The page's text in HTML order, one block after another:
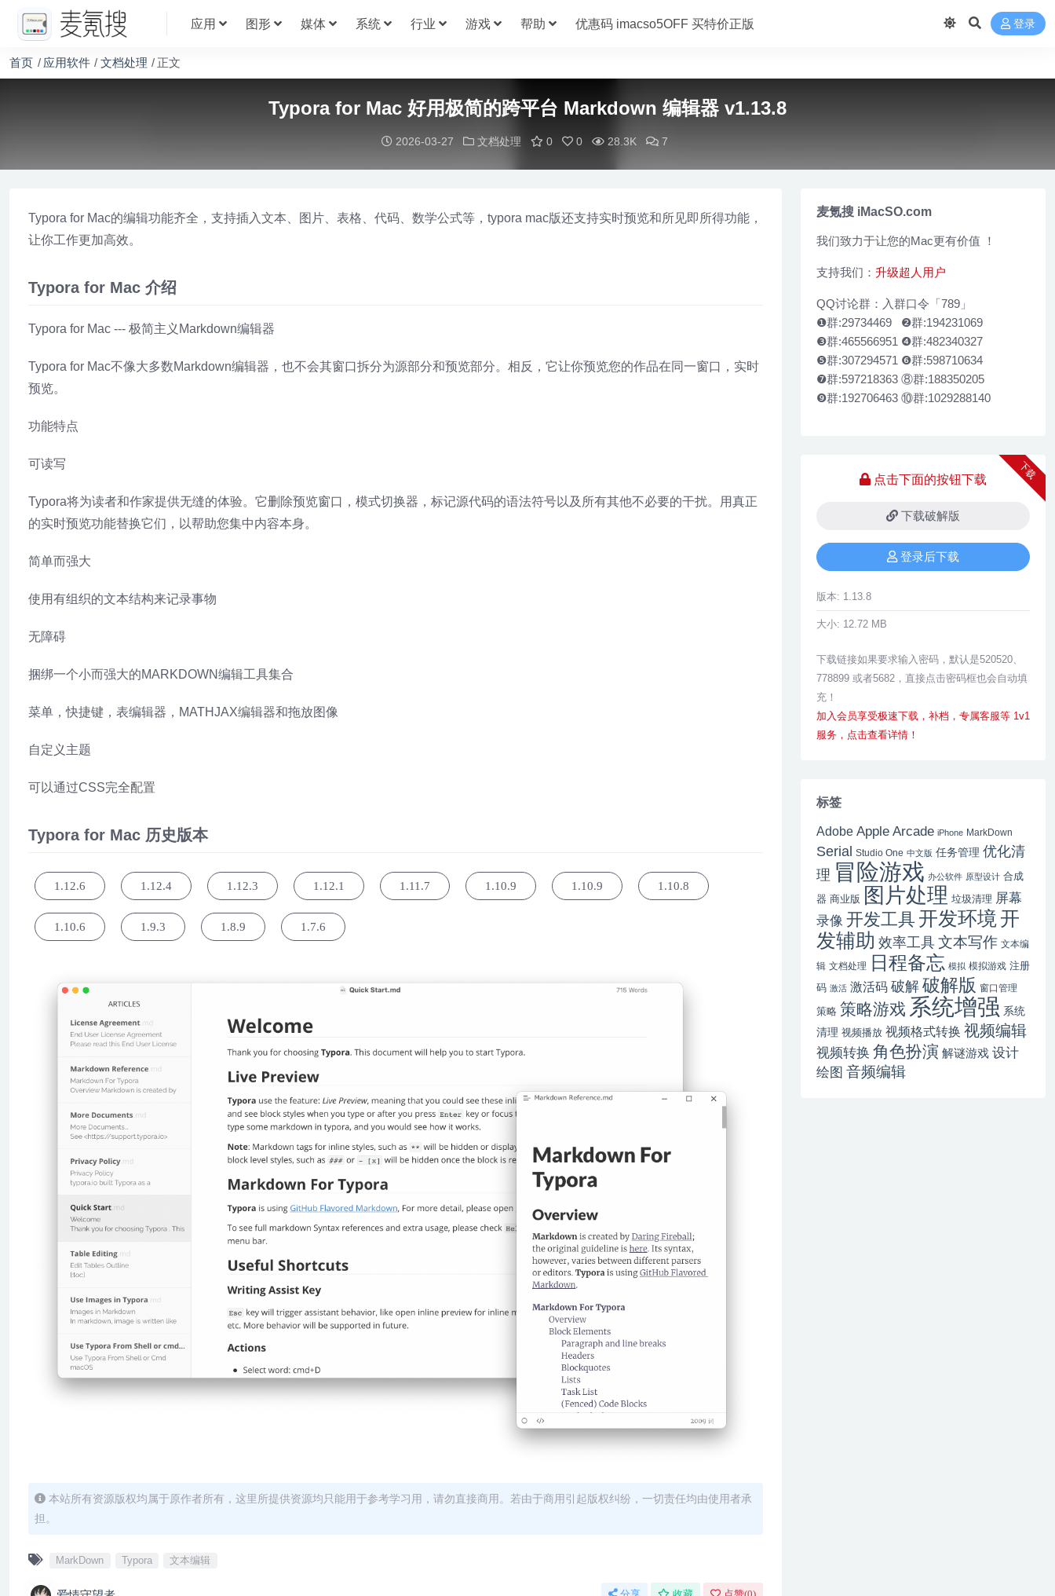
应用 图形 媒体 系统 行业 游戏 帮助 优惠码 imacso5OFF 买特价正版 登录
首页 应用软件 文档处理 正文
Typora for Mac 好用极简的跨平台 Markdown 编辑器 v1.13.8
2026-03-27 文档处理 0 0 28.3K 7
Typora for Mac的编辑功能齐全，支持插入文本、图片、表格、代码、数学公式等，typora mac版还支持实时预览和所见即所得功能，
让你工作更加高效。
Typora for Mac 介绍
Typora for Mac --- 极简主义Markdown编辑器
Typora for Mac不像大多数Markdown编辑器，也不会其窗口拆分为源部分和预览部分。相反，它让你预览您的作品在同一窗口，实时
预览。
功能特点
可读写
Typora将为读者和作家提供无缝的体验。它删除预览窗口，模式切换器，标记源代码的语法符号以及所有其他不必要的干扰。用真正
的实时预览功能替换它们，以帮助您集中内容本身。
简单而强大
使用有组织的文本结构来记录事物
无障碍
捆绑一个小而强大的MARKDOWN编辑工具集合
菜单，快捷键，表编辑器，MATHJAX编辑器和拖放图像
自定义主题
可以通过CSS完全配置
Typora for Mac 历史版本
1.12.6 1.12.4 1.12.3 1.12.1 1.11.7 1.10.9 1.10.9 1.10.8
1.10.6 1.9.3 1.8.9 1.7.6
本站所有资源版权均属于原作者所有，这里所提供资源均只能用于参考学习用，请勿直接商用。若由于商用引起版权纠纷，一切责任均由使用者承
担。
MarkDown Typora 文本编辑
麦氪搜 iMacSO.com
我们致力于让您的Mac更有价值 ！
支持我们： 升级超人用户
QQ讨论群：入群口令「789」
❶群:29734469 ❷群:194231069
❸群:465566951 ❹群:482340327
❺群:307294571 ❻群:598710634
❼群:597218363 ⑧群:188350205
❾群:192706463 ⑩群:1029288140
下载
点击下面的按钮下载
下载破解版
登录后下载
版本: 1.13.8
大小: 12.72 MB
下载链接如果要求输入密码，默认是520520、
778899 或者5682，直接点击密码框也会自动填
充！
加入会员享受极速下载，补档，专属客服等 1v1
服务，点击查看详情！
标签
Adobe Apple Arcade iPhone MarkDown
Serial Studio One 中文版 任务管理 优化清
理 冒险游戏 办公软件 原型设计 合成
器 商业版 图片处理 垃圾清理 屏幕
录像 开发工具 开发环境开
发辅助 效率工具 文本写作 文本编
辑 文档处理 日程备忘 模拟 模拟游戏 注册
码 激活 激活码 破解破解版 窗口管理
策略 策略游戏 系统增强 系统
清理 视频播放 视频格式转换 视频编辑
视频转换 角色扮演 解谜游戏 设计
绘图 音频编辑